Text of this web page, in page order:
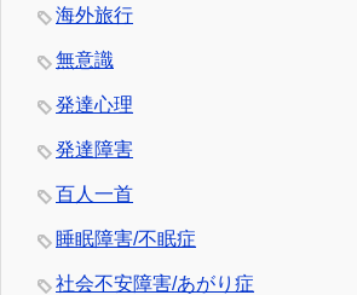
海外旅行
無意識
発達心理
発達障害
百人一首
睡眠障害/不眠症
社会不安障害/あがり症